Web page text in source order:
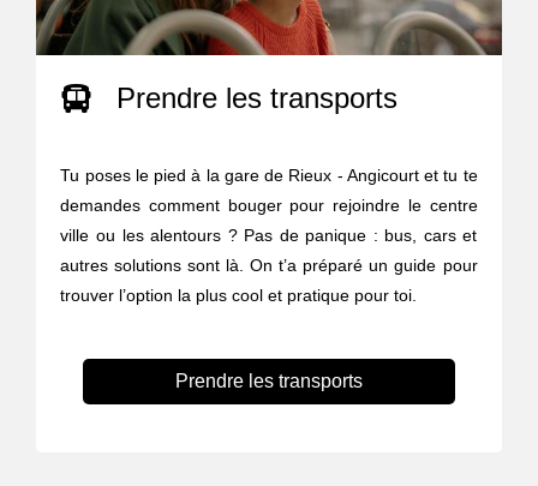
Prendre les transports
Tu poses le pied à la gare de Rieux - Angicourt et tu te
demandes comment bouger pour rejoindre le centre
ville ou les alentours ? Pas de panique : bus, cars et
autres solutions sont là. On t’a préparé un guide pour
trouver l’option la plus cool et pratique pour toi.
Prendre les transports